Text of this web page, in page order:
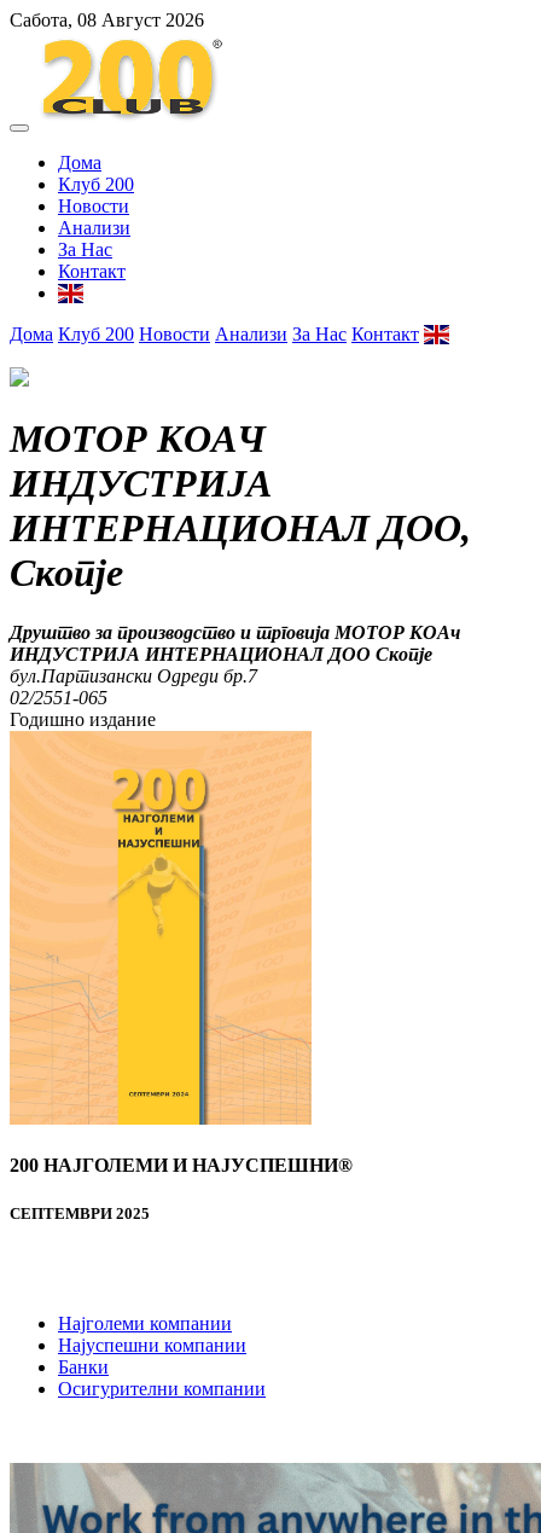
Сабота, 08 Август 2026
Дома
Клуб 200
Новости
Анализи
За Нас
Контакт
Дома Клуб 200 Новости Анализи За Нас Контакт
МОТОР КОАЧ
ИНДУСТРИЈА
ИНТЕРНАЦИОНАЛ ДОО,
Скопје
Друштво за производство и трговија МОТОР КОАч
ИНДУСТРИЈА ИНТЕРНАЦИОНАЛ ДОО Скопје
бул.Партизански Одреди бр.7
02/2551-065
Годишно издание
200 НАЈГОЛЕМИ И НАЈУСПЕШНИ®
СЕПТЕМВРИ 2025
Најголеми компании
Најуспешни компании
Банки
Осигурителни компании